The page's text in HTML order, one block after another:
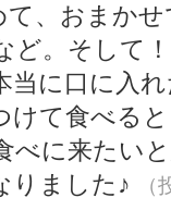
て、おまか
ど。そして
当に口に入
けて食べる
べに来たい
りました♪